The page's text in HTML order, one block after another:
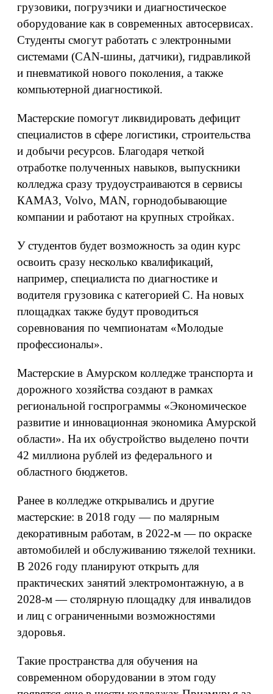
грузовики, погрузчики и диагностическое
оборудование как в современных автосервисах.
Студенты смогут работать с электронными
системами (CAN-шины, датчики), гидравликой
и пневматикой нового поколения, а также
компьютерной диагностикой.
Мастерские помогут ликвидировать дефицит
специалистов в сфере логистики, строительства
и добычи ресурсов. Благодаря четкой
отработке полученных навыков, выпускники
колледжа сразу трудоустраиваются в сервисы
КАМАЗ, Volvo, MAN, горнодобывающие
компании и работают на крупных стройках.
У студентов будет возможность за один курс
освоить сразу несколько квалификаций,
например, специалиста по диагностике и
водителя грузовика с категорией С. На новых
площадках также будут проводиться
соревнования по чемпионатам «Молодые
профессионалы».
Мастерские в Амурском колледже транспорта и
дорожного хозяйства создают в рамках
региональной госпрограммы «Экономическое
развитие и инновационная экономика Амурской
области». На их обустройство выделено почти
42 миллиона рублей из федерального и
областного бюджетов.
Ранее в колледже открывались и другие
мастерские: в 2018 году — по малярным
декоративным работам, в 2022-м — по окраске
автомобилей и обслуживанию тяжелой техники.
В 2026 году планируют открыть для
практических занятий электромонтажную, а в
2028-м — столярную площадку для инвалидов
и лиц с ограниченными возможностями
здоровья.
Такие пространства для обучения на
современном оборудовании в этом году